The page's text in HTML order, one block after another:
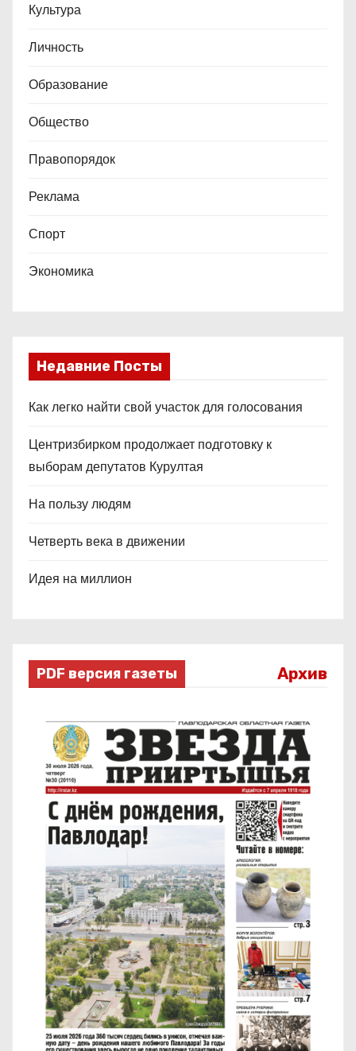
Культура
Личность
Образование
Общество
Правопорядок
Реклама
Спорт
Экономика
Недавние Посты
Как легко найти свой участок для голосования
Центризбирком продолжает подготовку к
выборам депутатов Курултая
На пользу людям
Четверть века в движении
Идея на миллион
PDF версия газеты Архив